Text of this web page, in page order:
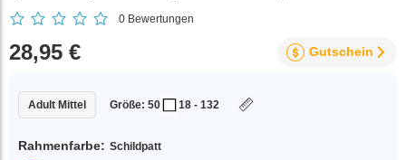
0 Bewertungen
28,95 € Gutschein
Adult Mittel Größe: 50 18 - 132
Rahmenfarbe: Schildpatt